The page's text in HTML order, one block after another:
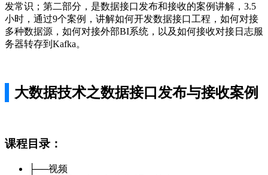
发常识；第二部分，是数据接口发布和接收的案例讲解，3.5
小时，通过9个案例，讲解如何开发数据接口工程，如何对接
多种数据源，如何对接外部BI系统，以及如何接收对接日志服
务器转存到Kafka。
大数据技术之数据接口发布与接收案例
课程目录：
├──视频